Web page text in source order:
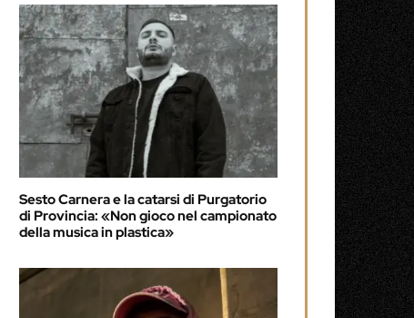
Sesto Carnera e la catarsi di Purgatorio
di Provincia: «Non gioco nel campionato
della musica in plastica»